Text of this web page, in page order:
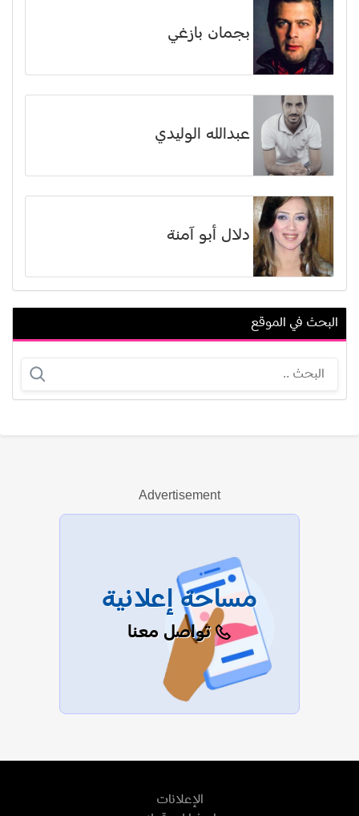
بجمان بازغي
عبدالله الوليدي
دلال أبو آمنة
أليسيا سي ديل أوجيليا
عرض الكل
البحث في الموقع
Advertisement
مساحة إعلانية
تواصل معنا
الإعلانات